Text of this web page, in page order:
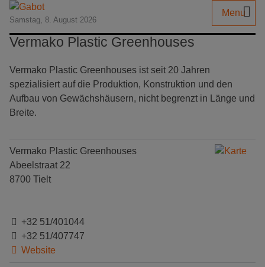
Samstag, 8. August 2026
Menu
Vermako Plastic Greenhouses
Vermako Plastic Greenhouses ist seit 20 Jahren
spezialisiert auf die Produktion, Konstruktion und den
Aufbau von Gewächshäusern, nicht begrenzt in Länge und
Breite.
Vermako Plastic Greenhouses
Abeelstraat 22
8700 Tielt
+32 51/401044
+32 51/407747
Website